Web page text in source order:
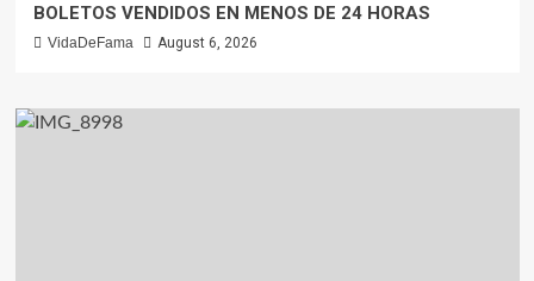
BOLETOS VENDIDOS EN MENOS DE 24 HORAS
VidaDeFama August 6, 2026